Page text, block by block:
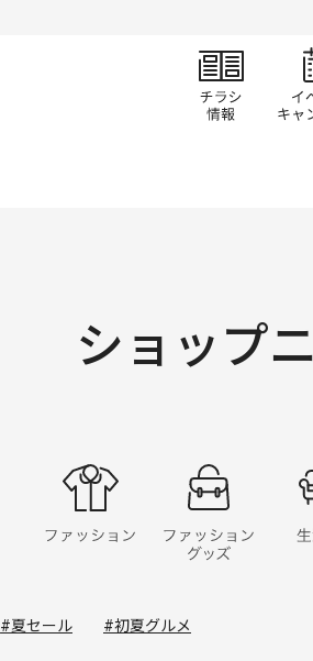
チラ
ショップ
すべて ファッション ファ
#夏セール #初夏グルメ